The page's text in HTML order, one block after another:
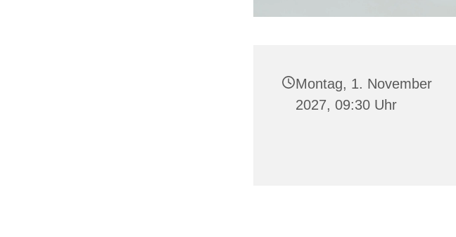
Montag, 1. November
2027, 09:30 Uhr